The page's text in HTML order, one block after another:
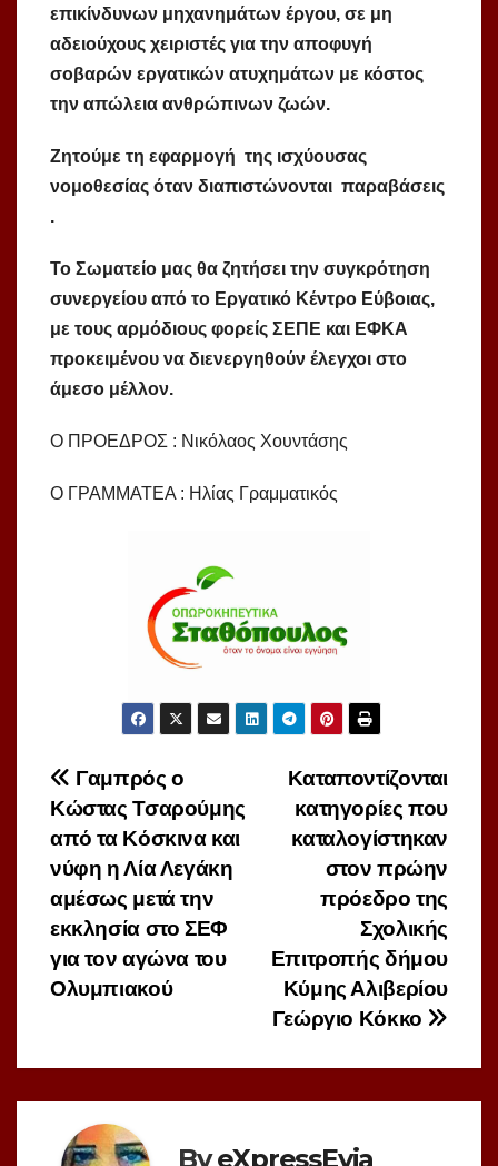
επικίνδυνων μηχανημάτων έργου, σε μη
αδειούχους χειριστές για την αποφυγή
σοβαρών εργατικών ατυχημάτων με κόστος
την απώλεια ανθρώπινων ζωών.
Ζητούμε τη εφαρμογή της ισχύουσας
νομοθεσίας όταν διαπιστώνονται παραβάσεις
.
Το Σωματείο μας θα ζητήσει την συγκρότηση
συνεργείου από το Εργατικό Κέντρο Εύβοιας,
με τους αρμόδιους φορείς ΣΕΠΕ και ΕΦΚΑ
προκειμένου να διενεργηθούν έλεγχοι στο
άμεσο μέλλον.
Ο ΠΡΟΕΔΡΟΣ : Νικόλαος Χουντάσης
Ο ΓΡΑΜΜΑΤΕΑ : Ηλίας Γραμματικός
Πλοήγηση
άρθρων
Καταποντίζονται
κατηγορίες που
καταλογίστηκαν
στον πρώην
πρόεδρο της
Σχολικής
Επιτροπής δήμου
Κύμης Αλιβερίου
Γεώργιο Κόκκο
Γαμπρός ο
Κώστας Τσαρούμης
από τα Κόσκινα και
νύφη η Λία Λεγάκη
αμέσως μετά την
εκκλησία στο ΣΕΦ
για τον αγώνα του
Ολυμπιακού
ByeXpressEvia